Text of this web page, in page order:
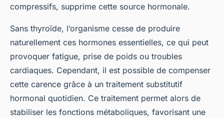
compressifs, supprime cette source hormonale.
Sans thyroïde, l’organisme cesse de produire
naturellement ces hormones essentielles, ce qui peut
provoquer fatigue, prise de poids ou troubles
cardiaques. Cependant, il est possible de compenser
cette carence grâce à un traitement substitutif
hormonal quotidien. Ce traitement permet alors de
stabiliser les fonctions métaboliques, favorisant une